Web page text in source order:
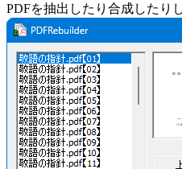
PDFを抽出したり合成したり